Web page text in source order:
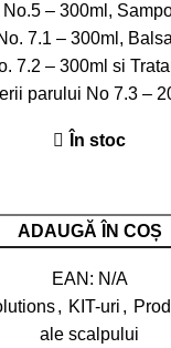
– 300ml,
7.1 – 300ml,
7.2 – 300ml si
parului No 7.3 –
În stoc
ADAUGĂ ÎN COȘ
EAN: N/A
, KIT-uri ,
ale scalpului